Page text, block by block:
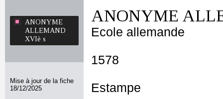
ANONYME
ALLEMAND
XVIè s
Mise à jour de la fiche
18/12/2025
ANONYME
Ecole allemande
1578
Estampe